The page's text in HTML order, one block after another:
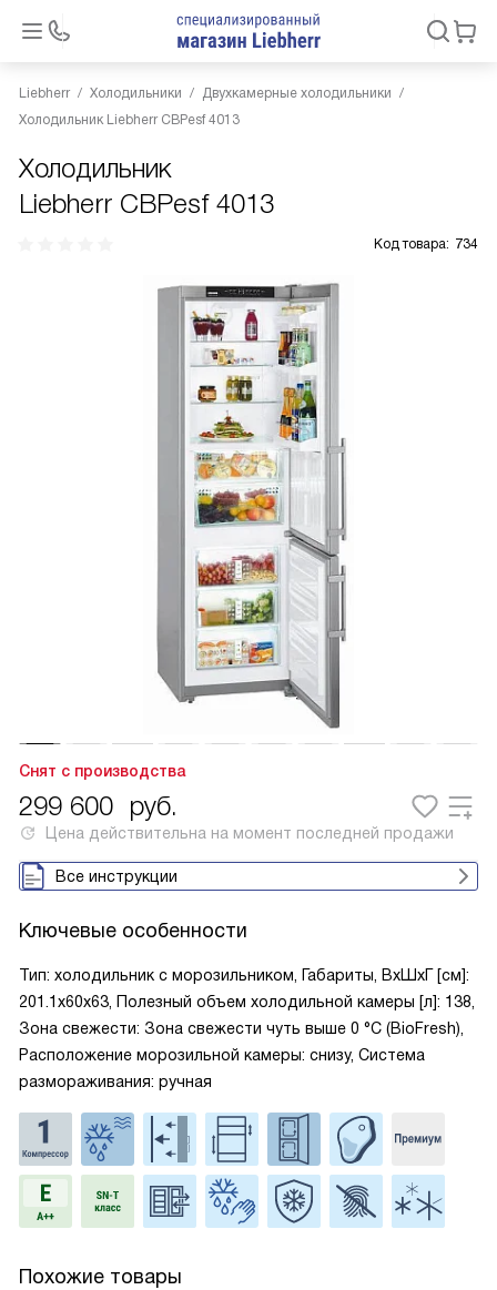
Liebherr Холодильники
Двухкамерные холодильники
Холодильник Liebherr CBPesf 4013
Холодильник
Liebherr CBPesf 4013
Код товара: 734
Снят с производства
299 600 руб.
Цена действительна на момент последней продажи
Все инструкции
Ключевые особенности
Тип: холодильник с морозильником, Габариты, ВxШxГ [см]:
201.1x60x63, Полезный объем холодильной камеры [л]: 138,
Зона свежести: Зона свежести чуть выше 0 °С (BioFresh),
Расположение морозильной камеры: снизу, Система
размораживания: ручная
Похожие товары